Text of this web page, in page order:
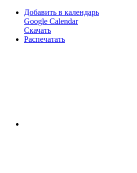
Добавить в календарь
Google Calendar
Скачать
Распечатать